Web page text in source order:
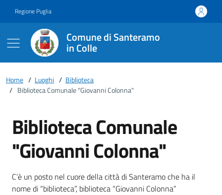
Regione Puglia
Comune di Santeramo
in Colle
Home / Luoghi / Biblioteca
/ Biblioteca Comunale "Giovanni Colonna"
Biblioteca Comunale
"Giovanni Colonna"
Dettagli della località
Descrizione breve
C’è un posto nel cuore della città di Santeramo che ha il
nome di “biblioteca”, biblioteca “Giovanni Colonna”